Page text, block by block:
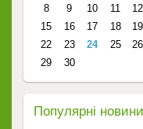
8
9 10 11 12
15
16 17 18 19
22
23 24 25 26
29
30
Популярні новини